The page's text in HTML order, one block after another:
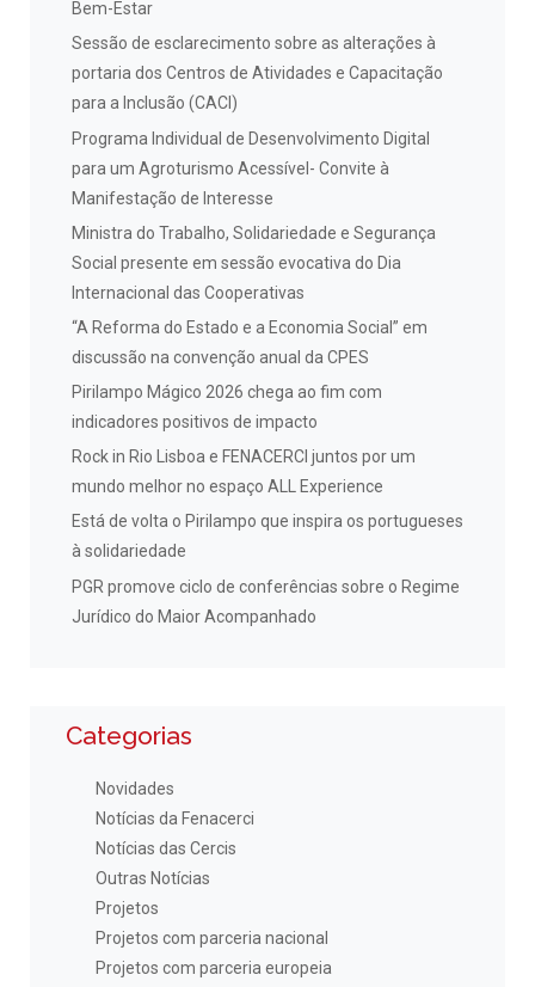
Bem-Estar
Sessão de esclarecimento sobre as alterações à
portaria dos Centros de Atividades e Capacitação
para a Inclusão (CACI)
Programa Individual de Desenvolvimento Digital
para um Agroturismo Acessível- Convite à
Manifestação de Interesse
Ministra do Trabalho, Solidariedade e Segurança
Social presente em sessão evocativa do Dia
Internacional das Cooperativas
“A Reforma do Estado e a Economia Social” em
discussão na convenção anual da CPES
Pirilampo Mágico 2026 chega ao fim com
indicadores positivos de impacto
Rock in Rio Lisboa e FENACERCI juntos por um
mundo melhor no espaço ALL Experience
Está de volta o Pirilampo que inspira os portugueses
à solidariedade
PGR promove ciclo de conferências sobre o Regime
Jurídico do Maior Acompanhado
Categorias
Novidades
Notícias da Fenacerci
Notícias das Cercis
Outras Notícias
Projetos
Projetos com parceria nacional
Projetos com parceria europeia